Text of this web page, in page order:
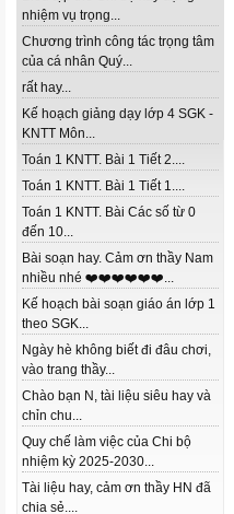
nhiệm vụ trọng...
Chương trình công tác trọng tâm
của cá nhân Quý...
rất hay...
Kế hoạch giảng dạy lớp 4 SGK -
KNTT Môn...
Toán 1 KNTT. Bài 1 Tiết 2....
Toán 1 KNTT. Bài 1 Tiết 1....
Toán 1 KNTT. Bài Các số từ 0
đến 10...
Bài soạn hay. Cảm ơn thầy Nam
nhiều nhé ❤️❤️❤️❤️❤️❤️...
Kế hoạch bài soạn giáo án lớp 1
theo SGK...
Ngày hè không biết đi đâu chơi,
vào trang thầy...
Chào bạn N, tài liệu siêu hay và
chỉn chu...
Quy chế làm việc của Chi bộ
nhiệm kỳ 2025-2030...
Tài liệu hay, cảm ơn thầy HN đã
chia sẻ....